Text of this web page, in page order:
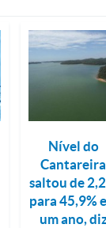
Nível do
Cantareira
saltou de
para 45,9%
um ano,